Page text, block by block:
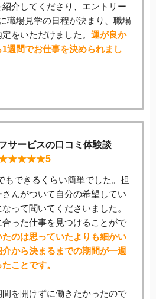
介してくださり、エントリー
職場見学の日程が決まり、職場
をいただけました。 運が良か
週間でお仕事を決められまし
サービスの口コミ体験談
★★★★★5
もできるくらい簡単でした。担
んがついて自分の希望してい
って聞いてくださいました。
った仕事を見つけることがで
たのは思っていたよりも細かい
から決まるまでの期間が一週
ことです。
を開けずに働きたかったので